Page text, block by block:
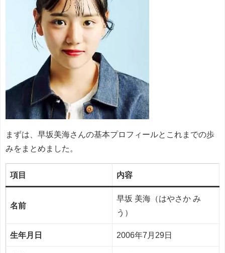
まずは、早坂美海さんの基本プロフィールとこれまでの歩
みをまとめました。
項目 内容
名前
早坂 美海（はやさか み
う）
生年月日 2006年7月29日